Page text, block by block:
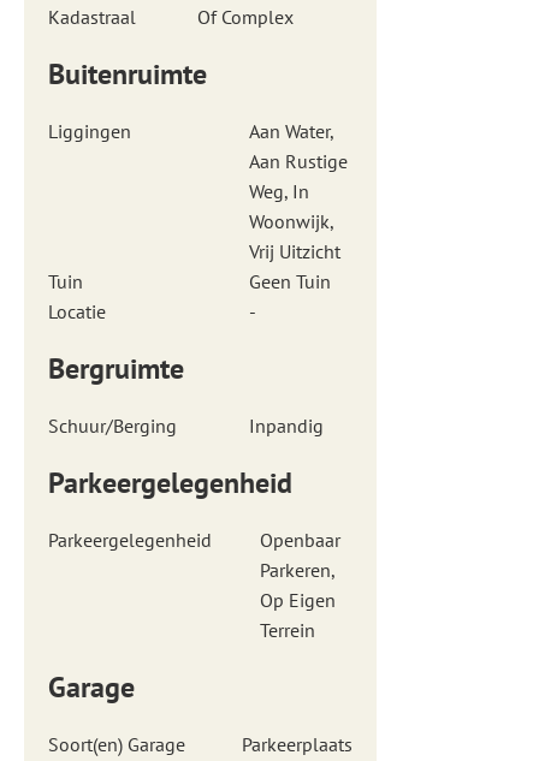
Kadastraal
Of Complex
Buitenruimte
Liggingen
Aan Water,
Aan Rustige
Weg, In
Woonwijk,
Vrij Uitzicht
Tuin
Geen Tuin
Locatie
-
Bergruimte
Schuur/Berging Inpandig
Parkeergelegenheid
Parkeergelegenheid
Openbaar
Parkeren,
Op Eigen
Terrein
Garage
Soort(en) Garage
Parkeerplaats